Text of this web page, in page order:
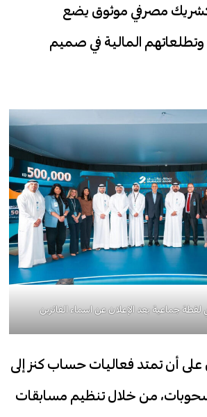
كشريك مصرفي موثوق يضع
المالية في صميم
لقطة جماعية بعد الإعلان عن اسماء الفائزين
أن تمتد فعاليات حساب كنز إلى
من خلال تنظيم مسابقات